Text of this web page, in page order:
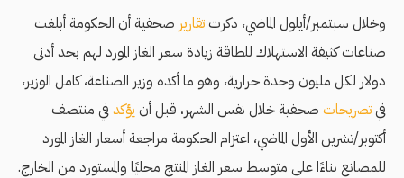
وخلال سبتمبر/أيلول الماضي، ذكرت تقارير صحفية أن الحكومة أبلغت
صناعات كثيفة الاستهلاك للطاقة زيادة سعر الغاز المورد لهم بحد أدنى
دولار لكل مليون وحدة حرارية، وهو ما أكده وزير الصناعة، كامل الوزير،
فيتصريحات صحفية خلال نفس الشهر، قبل أن يؤكدفي منتصف
أكتوبر/تشرين الأول الماضي، اعتزام الحكومة مراجعة أسعار الغاز المورد
للمصانع بناءًا على متوسط سعر الغاز المنتج محليًا والمستورد من الخارج.